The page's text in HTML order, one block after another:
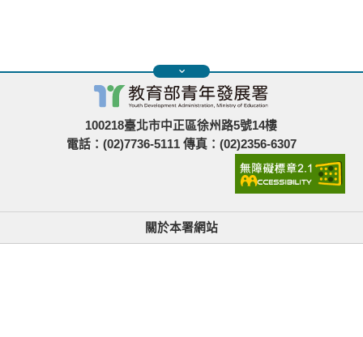
100218臺北市中正區徐州路5號14樓
電話：(02)7736-5111 傳真：(02)2356-6307
關於本署網站